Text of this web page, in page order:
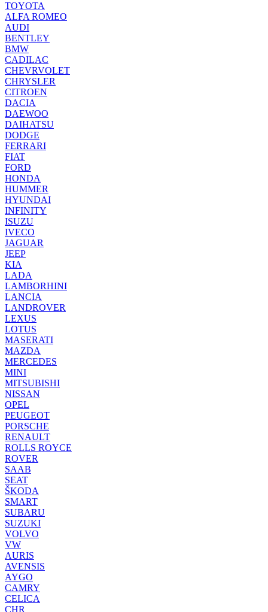
TOYOTA
ALFA ROMEO
AUDI
BENTLEY
BMW
CADILAC
CHEVRVOLET
CHRYSLER
CITROEN
DACIA
DAEWOO
DAIHATSU
DODGE
FERRARI
FIAT
FORD
HONDA
HUMMER
HYUNDAI
INFINITY
ISUZU
IVECO
JAGUAR
JEEP
KIA
LADA
LAMBORHINI
LANCIA
LANDROVER
LEXUS
LOTUS
MASERATI
MAZDA
MERCEDES
MINI
MITSUBISHI
NISSAN
OPEL
PEUGEOT
PORSCHE
RENAULT
ROLLS ROYCE
ROVER
SAAB
SEAT
ŠKODA
SMART
SUBARU
SUZUKI
VOLVO
VW
AURIS
AVENSIS
AYGO
CAMRY
CELICA
CHR